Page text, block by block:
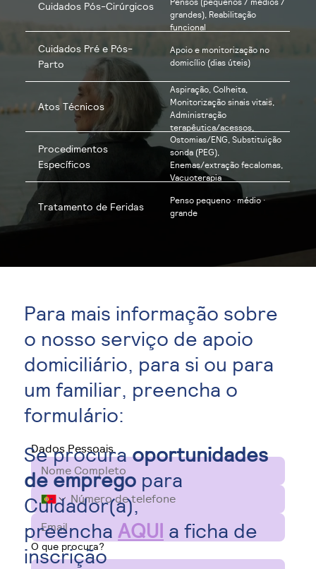
Cuidados Pós-Cirúrgicos
grandes), Reabilitação
funcional
Cuidados Pré e Pós-
Parto
Apoio e monitorização no
domicílio (dias úteis)
Atos Técnicos
Aspiração, Colheita,
Monitorização sinais vitais,
Administração
terapêutica/acessos,
Assistência de enfermagem
ao domicílio
Procedimentos
Específicos
Ostomias/ENG, Substituição
sonda (PEG),
Enemas/extração fecalomas,
Vacuoterapia
Tratamento de Feridas
Penso pequeno · médio ·
grande
Dados Pessoais
O que procura?
Para mais informação sobre
o nosso serviço de apoio
domiciliário, para si ou para
um familiar, preencha o
formulário:
Se procuraoportunidades
de emprego para
Cuidador(a),
preenchaAQUI a ficha de
inscrição